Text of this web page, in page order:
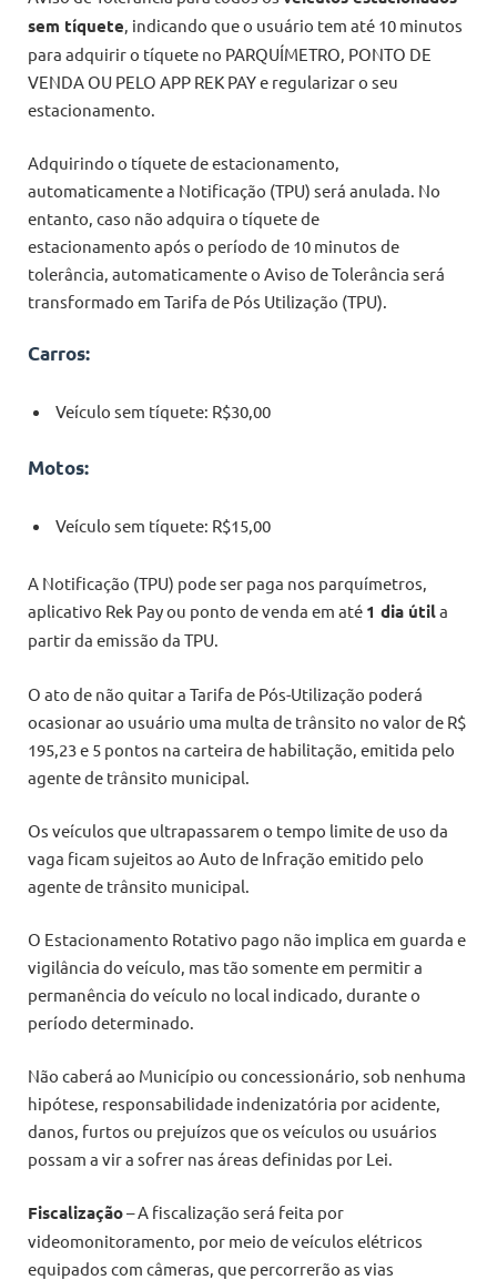
sem tíquete, indicando que o usuário tem até 10 minutos
para adquirir o tíquete no PARQUÍMETRO, PONTO DE
VENDA OU PELO APP REK PAY e regularizar o seu
estacionamento.
Adquirindo o tíquete de estacionamento,
automaticamente a Notificação (TPU) será anulada. No
entanto, caso não adquira o tíquete de
estacionamento após o período de 10 minutos de
tolerância, automaticamente o Aviso de Tolerância será
transformado em Tarifa de Pós Utilização (TPU).
Carros:
Veículo sem tíquete: R$30,00
Motos:
Veículo sem tíquete: R$15,00
A Notificação (TPU) pode ser paga nos parquímetros,
aplicativo Rek Pay ou ponto de venda em até 1 dia útila
partir da emissão da TPU.
O ato de não quitar a Tarifa de Pós-Utilização poderá
ocasionar ao usuário uma multa de trânsito no valor de R$
195,23 e 5 pontos na carteira de habilitação, emitida pelo
agente de trânsito municipal.
Os veículos que ultrapassarem o tempo limite de uso da
vaga ficam sujeitos ao Auto de Infração emitido pelo
agente de trânsito municipal.
O Estacionamento Rotativo pago não implica em guarda e
vigilância do veículo, mas tão somente em permitir a
permanência do veículo no local indicado, durante o
período determinado.
Não caberá ao Município ou concessionário, sob nenhuma
hipótese, responsabilidade indenizatória por acidente,
danos, furtos ou prejuízos que os veículos ou usuários
possam a vir a sofrer nas áreas definidas por Lei.
Fiscalização– A fiscalização será feita por
videomonitoramento, por meio de veículos elétricos
equipados com câmeras, que percorrerão as vias